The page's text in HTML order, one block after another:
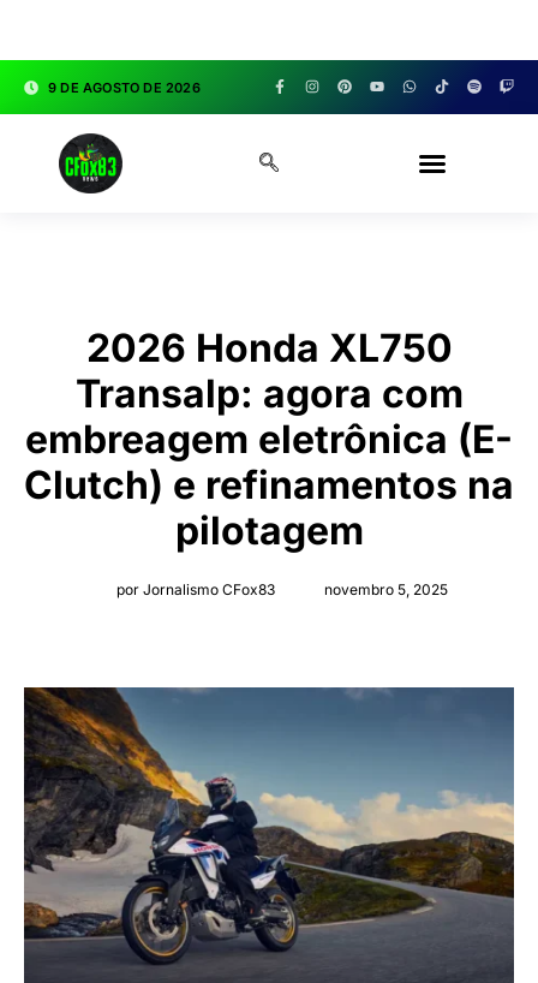
9 DE AGOSTO DE 2026
2026 Honda XL750
Transalp: agora com
embreagem eletrônica (E-
Clutch) e refinamentos na
pilotagem
por Jornalismo CFox83 novembro 5, 2025